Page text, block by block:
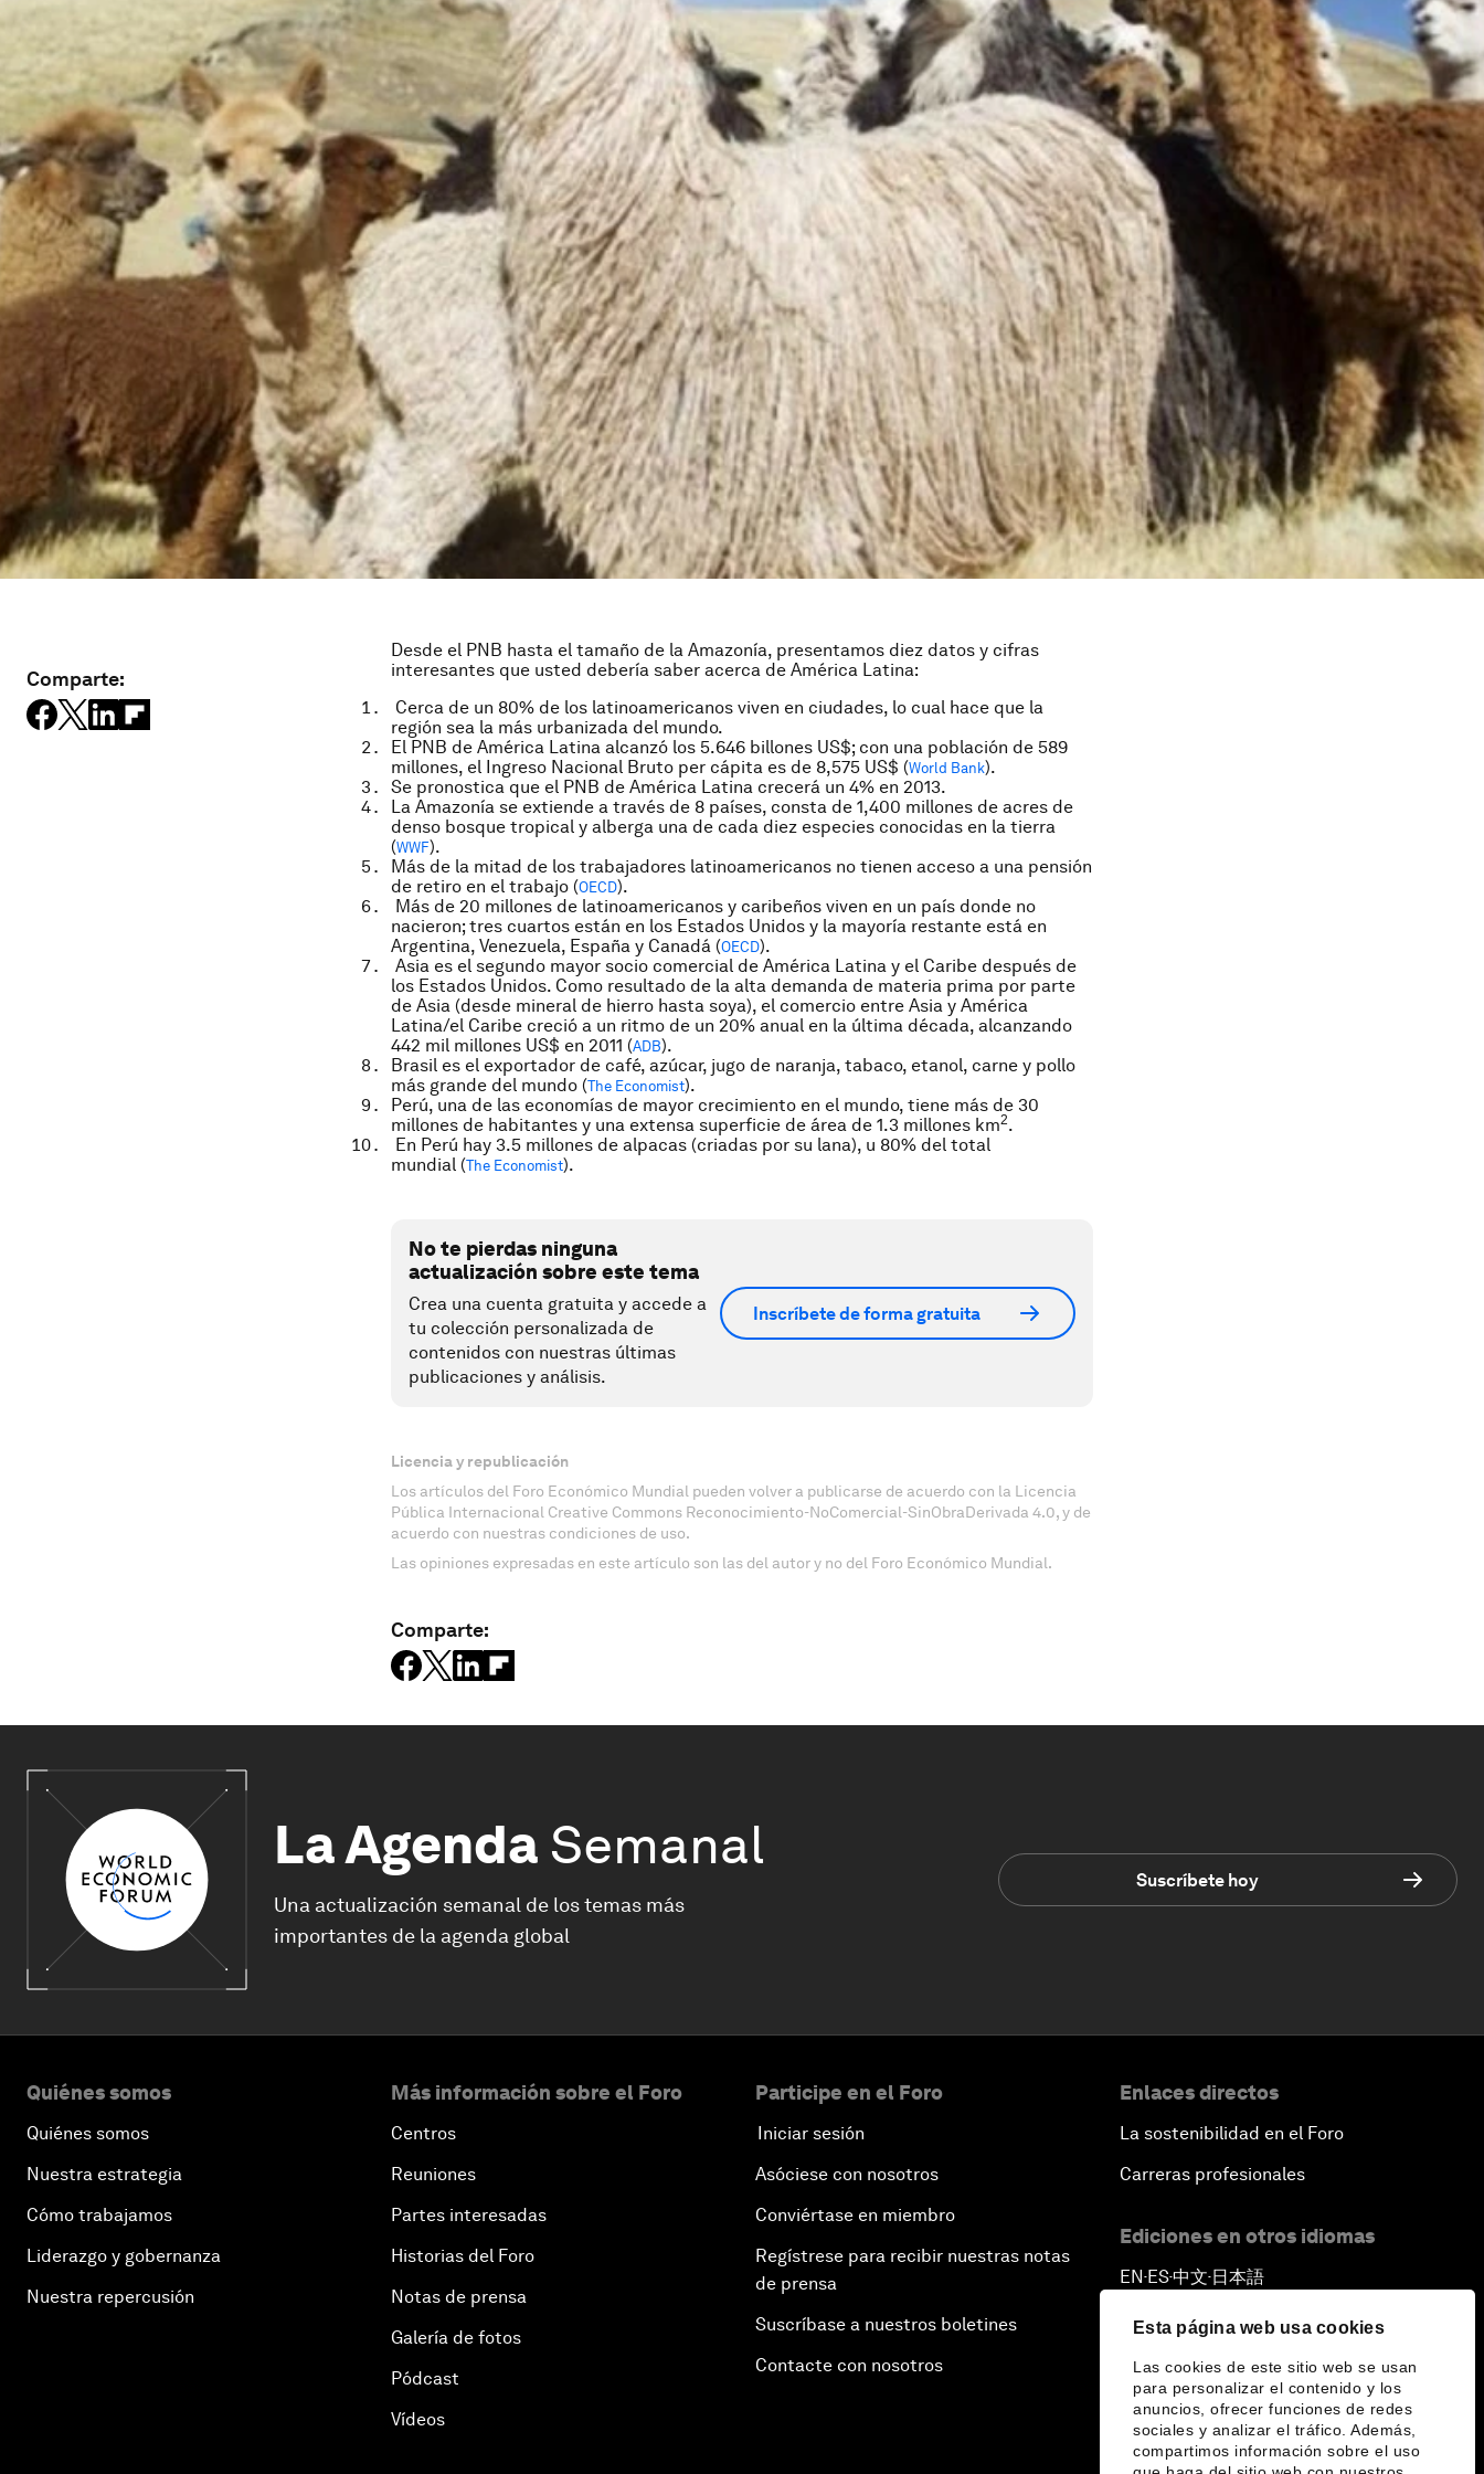
Esta página web usa cookies
Las cookies de este sitio web se usan
para personalizar el contenido y los
anuncios, ofrecer funciones de redes
sociales y analizar el tráfico. Además,
compartimos información sobre el uso
Comparte:
Desde el PNB hasta el tamaño de la Amazonía, presentamos diez datos y cifras
interesantes que usted debería saber acerca de América Latina:
Cerca de un 80% de los latinoamericanos viven en ciudades, lo cual hace que la
región sea la más urbanizada del mundo.
El PNB de América Latina alcanzó los 5.646 billones US$; con una población de 589
millones, el Ingreso Nacional Bruto per cápita es de 8,575 US$ (World Bank).
Se pronostica que el PNB de América Latina crecerá un 4% en 2013.
La Amazonía se extiende a través de 8 países, consta de 1,400 millones de acres de
denso bosque tropical y alberga una de cada diez especies conocidas en la tierra
(WWF).
Más de la mitad de los trabajadores latinoamericanos no tienen acceso a una pensión
de retiro en el trabajo (OECD).
Más de 20 millones de latinoamericanos y caribeños viven en un país donde no
nacieron; tres cuartos están en los Estados Unidos y la mayoría restante está en
Argentina, Venezuela, España y Canadá (OECD).
Asia es el segundo mayor socio comercial de América Latina y el Caribe después de
los Estados Unidos. Como resultado de la alta demanda de materia prima por parte
de Asia (desde mineral de hierro hasta soya), el comercio entre Asia y América
Latina/el Caribe creció a un ritmo de un 20% anual en la última década, alcanzando
442 mil millones US$ en 2011 (ADB).
Brasil es el exportador de café, azúcar, jugo de naranja, tabaco, etanol, carne y pollo
más grande del mundo (The Economist).
Perú, una de las economías de mayor crecimiento en el mundo, tiene más de 30
millones de habitantes y una extensa superficie de área de 1.3 millones km2.
En Perú hay 3.5 millones de alpacas (criadas por su lana), u 80% del total
mundial (The Economist).
No te pierdas ninguna
actualización sobre este tema
Crea una cuenta gratuita y accede a
tu colección personalizada de
contenidos con nuestras últimas
publicaciones y análisis.
Inscríbete de forma gratuita
Licencia y republicación
Los artículos del Foro Económico Mundial pueden volver a publicarse de acuerdo con la Licencia
Pública Internacional Creative Commons Reconocimiento-NoComercial-SinObraDerivada 4.0, y de
acuerdo con nuestras condiciones de uso.
Las opiniones expresadas en este artículo son las del autor y no del Foro Económico Mundial.
Comparte:
La Agenda Semanal
Una actualización semanal de los temas más
importantes de la agenda global
Suscríbete hoy
Quiénes somos
Quiénes somos
Nuestra estrategia
Cómo trabajamos
Liderazgo y gobernanza
Nuestra repercusión
Más información sobre el Foro
Centros
Reuniones
Partes interesadas
Historias del Foro
Notas de prensa
Galería de fotos
Pódcast
Vídeos
Participe en el Foro
Iniciar sesión
Asóciese con nosotros
Conviértase en miembro
Regístrese para recibir nuestras notas
de prensa
Suscríbase a nuestros boletines
Contacte con nosotros
Enlaces directos
La sostenibilidad en el Foro
Carreras profesionales
Ediciones en otros idiomas
EN ▪ES▪中文▪ 日本語